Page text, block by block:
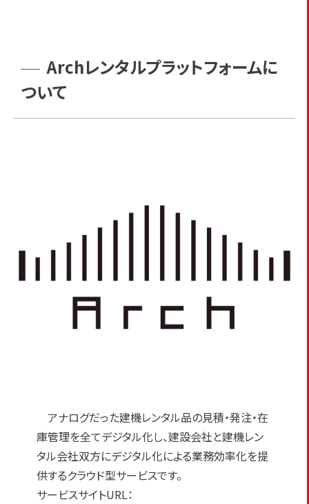
Archレンタルプラットフォームに
ついて
アナログだった建機レンタル品の見積・発注・在
庫管理を全てデジタル化し、建設会社と建機レン
タル会社双方にデジタル化による業務効率化を提
供するクラウド型サービスです。
サービスサイトURL：